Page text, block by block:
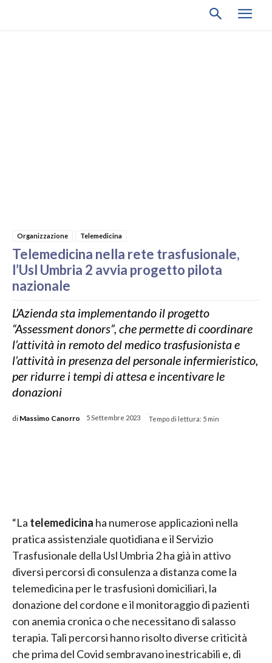
Organizzazione Telemedicina
Telemedicina nella rete trasfusionale,
l’Usl Umbria 2 avvia progetto pilota
nazionale
L’Azienda sta implementando il progetto
“Assessment donors”, che permette di coordinare
l’attività in remoto del medico trasfusionista e
l’attività in presenza del personale infermieristico,
per ridurre i tempi di attesa e incentivare le
donazioni
di Massimo Canorro 5 Settembre 2023
-
Tempo di lettura: 5 min
“La telemedicina ha numerose applicazioni nella
pratica assistenziale quotidiana e il Servizio
Trasfusionale della Usl Umbria 2 ha già in attivo
diversi percorsi di consulenza a distanza come la
telemedicina per le trasfusioni domiciliari, la
donazione del cordone e il monitoraggio di pazienti
con anemia cronica o che necessitano di salasso
terapia. Tali percorsi hanno risolto diverse criticità
che prima del Covid sembravano inestricabili e, di